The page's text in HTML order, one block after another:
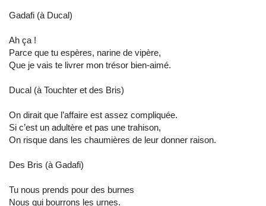
Gadafi (à Ducal)
Ah ça !
Parce que tu espères, narine de vipère,
Que je vais te livrer mon trésor bien-aimé.
Ducal (à Touchter et des Bris)
On dirait que l’affaire est assez compliquée.
Si c’est un adultère et pas une trahison,
On risque dans les chaumières de leur donner raison.
Des Bris (à Gadafi)
Tu nous prends pour des burnes
Nous qui bourrons les urnes.